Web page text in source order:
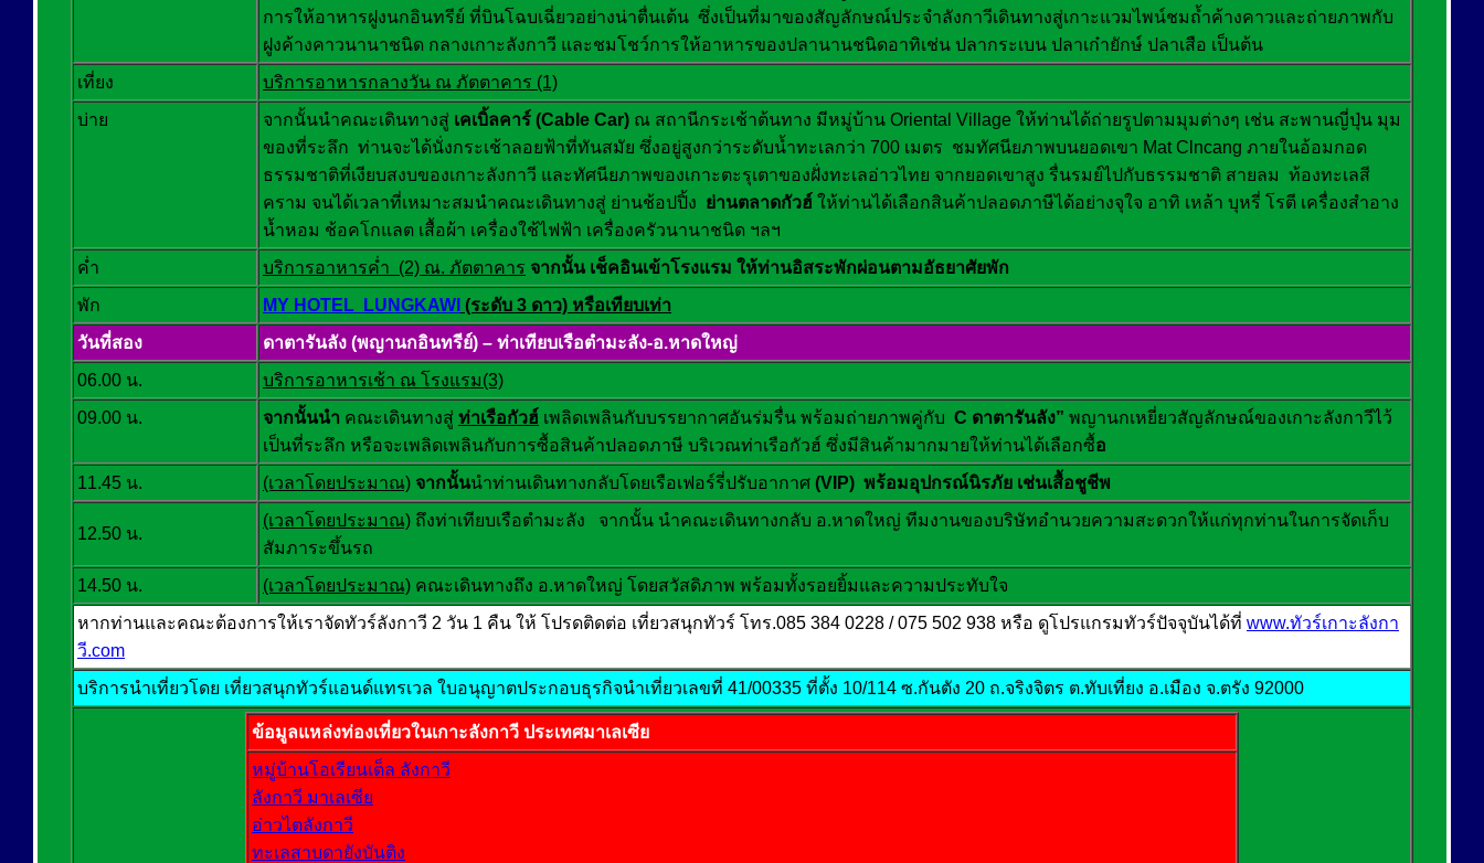
การให้อาหารฝูงนกอินทรีย์ ที่บินโฉบเฉี่ยวอย่างน่าตื่นเต้น ซึ่งเป็นที่มาของสัญลักษณ์ประจำลังกาวีเดินทางสู่เกาะแวมไพน์ชมถ้ำค้างคาวและถ่ายภาพกับ
ฝูงค้างคาวนานาชนิด กลางเกาะลังกาวี และชมโชว์การให้อาหารของปลานานชนิดอาทิเช่น ปลากระเบน ปลาเก๋ายักษ์ ปลาเสือ เป็นต้น
เที่ยง
บริการอาหารกลางวัน ณ ภัตตาคาร (1)
บ่าย
จากนั้นนำคณะเดินทางสู่ เคเบิ้ลคาร์ (Cable Car) ณ สถานีกระเช้าต้นทาง มีหมู่บ้าน Oriental Village ให้ท่านได้ถ่ายรูปตามมุมต่างๆ เช่น สะพานญี่ปุ่น มุม
ของที่ระลึก ท่านจะได้นั่งกระเช้าลอยฟ้าที่ทันสมัย ซึ่งอยู่สูงกว่าระดับน้ำทะเลกว่า 700 เมตร ชมทัศนียภาพบนยอดเขา Mat Clncang ภายในอ้อมกอด
ธรรมชาติที่เงียบสงบของเกาะลังกาวี และทัศนียภาพของเกาะตะรุเตาของฝั่งทะเลอ่าวไทย จากยอดเขาสูง รื่นรมย์ไปกับธรรมชาติ สายลม ท้องทะเลสี
คราม จนได้เวลาที่เหมาะสมนำคณะเดินทางสู่ ย่านช้อปปิ้ง ย่านตลาดกัวฮ์ ให้ท่านได้เลือกสินค้าปลอดภาษีได้อย่างจุใจ อาทิ เหล้า บุหรี่ โรตี เครื่องสำอาง
น้ำหอม ช้อคโกแลต เสื้อผ้า เครื่องใช้ไฟฟ้า เครื่องครัวนานาชนิด ฯลฯ
ค่ำ
บริการอาหารค่ำ (2) ณ. ภัตตาคาร จากนั้น เช็คอินเข้าโรงแรม ให้ท่านอิสระพักผ่อนตามอัธยาศัยพัก
พัก
MY HOTEL LUNGKAWI (ระดับ 3 ดาว) หรือเทียบเท่า
วันที่สอง
ดาตารันลัง (พญานกอินทรีย์) – ท่าเทียบเรือตำมะลัง-อ.หาดใหญ่
06.00 น.
บริการอาหารเช้า ณ โรงแรม(3)
09.00 น.
จากนั้นนำ คณะเดินทางสู่ ท่าเรือกัวฮ์ เพลิดเพลินกับบรรยากาศอันร่มรื่น พร้อมถ่ายภาพคู่กับ C ดาตารันลัง” พญานกเหยี่ยวสัญลักษณ์ของเกาะลังกาวีไว้
เป็นที่ระลึก หรือจะเพลิดเพลินกับการซื้อสินค้าปลอดภาษี บริเวณท่าเรือกัวฮ์ ซึ่งมีสินค้ามากมายให้ท่านได้เลือกซื้อ
11.45 น.
(เวลาโดยประมาณ) จากนั้นนำท่านเดินทางกลับโดยเรือเฟอร์รี่ปรับอากาศ (VIP) พร้อมอุปกรณ์นิรภัย เช่นเสื้อชูชีพ
12.50 น.
(เวลาโดยประมาณ) ถึงท่าเทียบเรือตำมะลัง จากนั้น นำคณะเดินทางกลับ อ.หาดใหญ่ ทีมงานของบริษัทอำนวยความสะดวกให้แก่ทุกท่านในการจัดเก็บ
สัมภาระขึ้นรถ
14.50 น.
(เวลาโดยประมาณ) คณะเดินทางถึง อ.หาดใหญ่ โดยสวัสดิภาพ พร้อมทั้งรอยยิ้มและความประทับใจ
หากท่านและคณะต้องการให้เราจัดทัวร์ลังกาวี 2 วัน 1 คืน ให้ โปรดติดต่อ เที่ยวสนุกทัวร์ โทร.085 384 0228 / 075 502 938 หรือ ดูโปรแกรมทัวร์ปัจจุบันได้ที่ www.ทัวร์เกาะลังกา
วี.com
บริการนำเที่ยวโดย เที่ยวสนุกทัวร์แอนด์แทรเวล ใบอนุญาตประกอบธุรกิจนำเที่ยวเลขที่ 41/00335 ที่ตั้ง 10/114 ซ.กันตัง 20 ถ.จริงจิตร ต.ทับเที่ยง อ.เมือง จ.ตรัง 92000
ข้อมูลแหล่งท่องเที่ยวในเกาะลังกาวี ประเทศมาเลเซีย
หมู่บ้านโอเรียนเต็ล ลังกาวี
ลังกาวี มาเลเซีย
อ่าวไตลังกาวี
ทะเลสาบดายังบันติง